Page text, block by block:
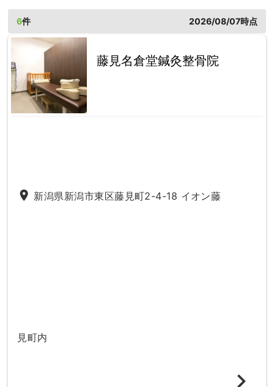
6件 2026/08/07時点
藤見名倉堂鍼灸整骨院
place 新潟県新潟市東区藤見町2-4-18 イオン藤
見町内